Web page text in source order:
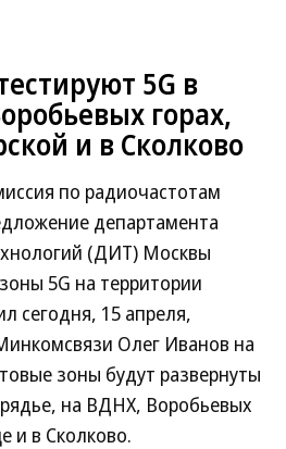
5G в
горах,
и в Сколково
по радиочастотам
департамента
(ДИТ) Москвы
5G на территории
сегодня, 15 апреля,
Олег Иванов на
зоны будут развернуты
на ВДНХ, Воробьевых
и в Сколково.